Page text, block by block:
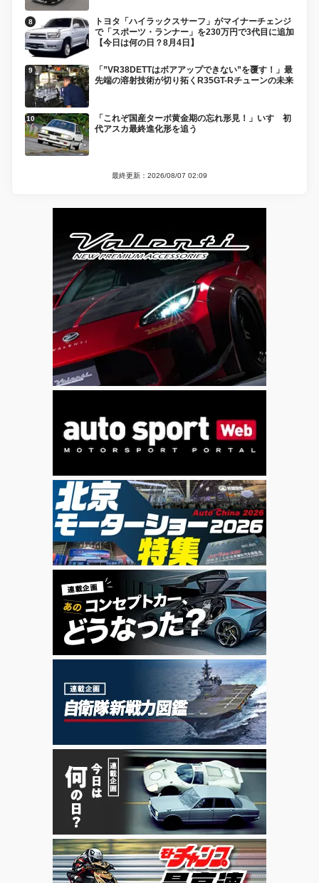
トヨタ「ハイラックスサーフ」がマイナーチェンジ
で「スポーツ・ランナー」を230万円で3代目に追加
【今日は何の日？8月4日】
「”VR38DETTはボアアップできない”を覆す！」最
先端の溶射技術が切り拓くR35GT-Rチューンの未来
「これぞ国産ターボ黄金期の忘れ形見！」いすゞ初
代アスカ最終進化形を追う
最終更新：2026/08/07 02:09